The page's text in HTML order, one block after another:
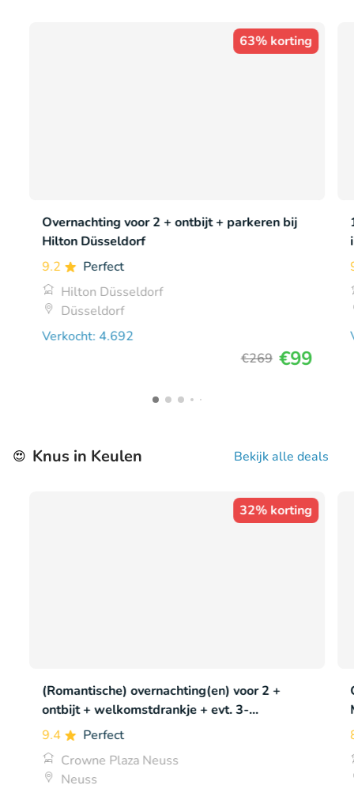
63% korting
Overnachting voor 2 + ontbijt + parkeren bij
Hilton Düsseldorf
9.2
Perfect
Hilton Düsseldorf
Düsseldorf
Verkocht: 4.692
€269 €99
😍 Knus in Keulen Bekijk alle deals
32% korting
(Romantische) overnachting(en) voor 2 +
ontbijt + welkomstdrankje + evt. 3-
gangendiner
9.4
Perfect
Crowne Plaza Neuss
Neuss